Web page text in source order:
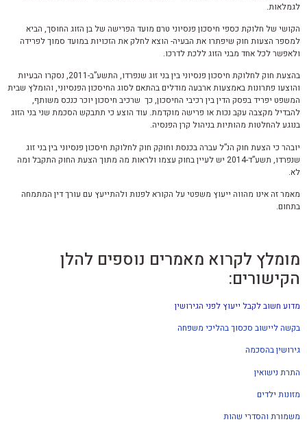
לגמלאות.
הקושי של חלוקת כספי חיסכון פנסיוני טרם מועד הפרישה של בן הזוג החוסך, הביא
למספר הצעות חוק שיפתרו את הבעיה- הוצא לחלק את הזכויות במועד סמוך לפרידה
ולאפשר לכל אחד מבני הזוג ללכת לדרכו.
בהצעת חוק לחלוקת חיסכון פנסיוני בין בני זוג שנפרדו, התשע”ב-2011, נסקרו הבעיות
והוצעו פתרונות באמצעות ארבעה מודלים בהתאם לסוג החיסכון הפנסיוני, והומלץ שבית
המשפט יפריד בפסק הדין בין רכיבי החיסכון, כך שרכיב חיסכון יוכר כנכס משותף,
להבדיל מקצבה עקב נכות או פרישה מוקדמת. עוד הוצע כי תתבקש הסכמת שני בני הזוג
בנוגע להחלטות מהותיות בניהול קרן הפנסיה.
יובהר כי הצעת חוק הנ”ל עברה בכנסת וחוקק חוק לחלוקת חיסכון פנסיוני בין בני זוג
שנפרדו, תשע”ד-2014 יש לעיין בחוק עצמו ולראות מה מתוך הצעת החוק התקבל ומה
לא.
מאמר זה אינו מהווה ייעוץ משפטי על הקורא לפנות ולהתייעץ עם עורך דין המתמחה
בתחום.
מומלץ לקרוא מאמרים נוספים להלן
הקישורים:
מדוע חשוב לקבל ייעוץ לפני הגירושין
בקשה ליישוב סכסוך בהליכי משפחה
גירושין בהסכמה
התרת נישואין
מזונות ילדים
משמורת והסדרי שהות